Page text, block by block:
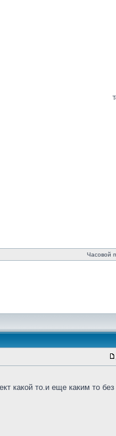
Часовой
какой то.и еще каким то без